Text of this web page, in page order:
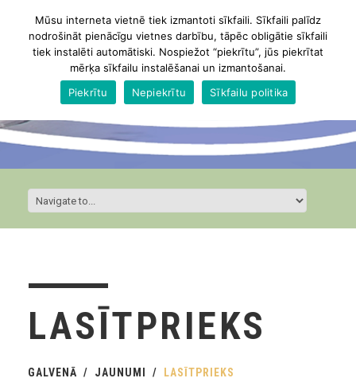
LASĪTPRIEKS
GALVENĀ JAUNUMI LASĪTPRIEKS
Mūsu interneta vietnē tiek izmantoti sīkfaili. Sīkfaili palīdz
nodrošināt pienācīgu vietnes darbību, tāpēc obligātie sīkfaili
tiek instalēti automātiski. Nospiežot “piekrītu”, jūs piekrītat
mērķa sīkfailu instalēšanai un izmantošanai.
Piekrītu
Nepiekrītu Sīkfailu politika